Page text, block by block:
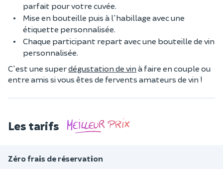
parfait pour votre cuvée.
Mise en bouteille puis à l'habillage avec une
étiquette personnalisée.
Chaque participant repart avec une bouteille de vin
personnalisée.
C'est une superdégustation de vinà faire en couple ou
entre amis si vous êtes de fervents amateurs de vin !
Les tarifs
Zéro frais de réservation